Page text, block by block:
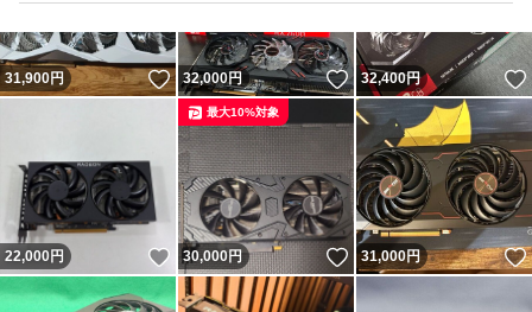
31,900円 いいね！
32,000円 いいね！
32,400円
22,000円 いいね！
30,000円 いいね！
最大10%対象
31,000円